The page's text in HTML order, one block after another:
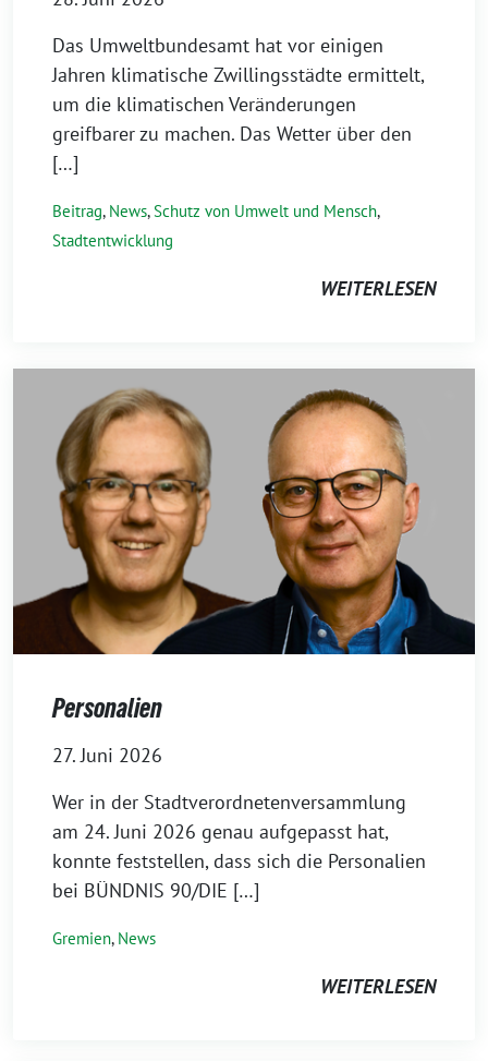
Das Umweltbundesamt hat vor einigen
Jahren klimatische Zwillingsstädte ermittelt,
um die klimatischen Veränderungen
greifbarer zu machen. Das Wetter über den
[…]
Beitrag, News,Schutz von Umwelt und Mensch,
Stadtentwicklung
WEITERLESEN
Personalien
27. Juni 2026
Wer in der Stadtverordnetenversammlung
am 24. Juni 2026 genau aufgepasst hat,
konnte feststellen, dass sich die Personalien
bei BÜNDNIS 90/DIE […]
Gremien, News
WEITERLESEN